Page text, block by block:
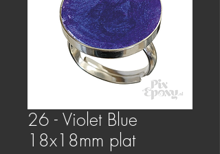
26 - Violet Blue
18x18mm plat